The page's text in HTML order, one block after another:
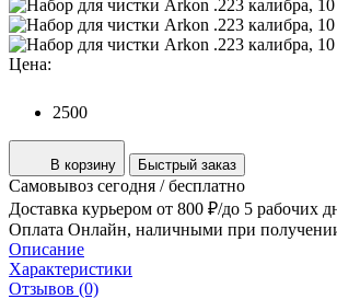
Цена:
2500
В корзину Быстрый заказ
Самовывоз сегодня / бесплатно
Доставка курьером от 800 ₽/до 5 рабочих
Оплата Онлайн, наличными при
Описание
Характеристики
Отзывов (0)